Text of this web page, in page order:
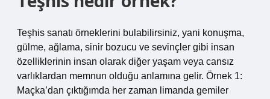
Teşhis sanatı örneklerini bulabilirsiniz, yani konuşma,
gülme, ağlama, sinir bozucu ve sevinçler gibi insan
özelliklerinin insan olarak diğer yaşam veya cansız
varlıklardan memnun olduğu anlamına gelir. Örnek 1:
Maçka’dan çıktığımda her zaman limanda gemiler